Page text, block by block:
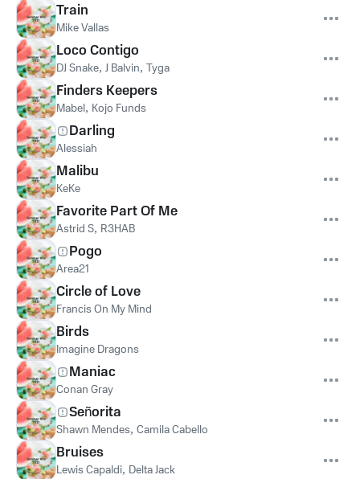
Train
Mike Vallas
Loco Contigo
DJ Snake, J Balvin, Tyga
Finders Keepers
Mabel, Kojo Funds
Darling
Alessiah
Malibu
KeKe
Favorite Part Of Me
Astrid S, R3HAB
Pogo
Area21
Circle of Love
Francis On My Mind
Birds
Imagine Dragons
Maniac
Conan Gray
Señorita
Shawn Mendes, Camila Cabello
Bruises
Lewis Capaldi, Delta Jack